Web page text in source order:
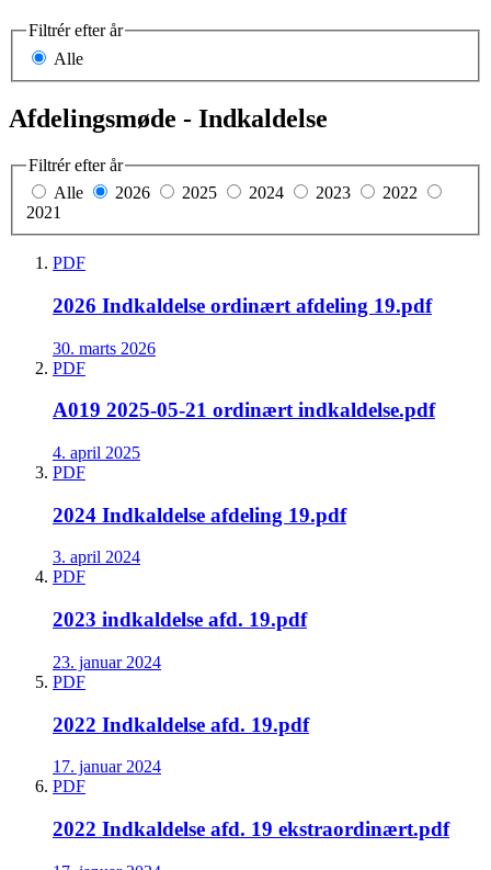
Filtrér efter år
Alle
Afdelingsmøde - Indkaldelse
Filtrér efter år
Alle
2026 2025 2024 2023
2022
2021
PDF
2026 Indkaldelse ordinært afdeling 19.pdf
30. marts 2026
PDF
A019 2025-05-21 ordinært indkaldelse.pdf
4. april 2025
PDF
2024 Indkaldelse afdeling 19.pdf
3. april 2024
PDF
2023 indkaldelse afd. 19.pdf
23. januar 2024
PDF
2022 Indkaldelse afd. 19.pdf
17. januar 2024
PDF
2022 Indkaldelse afd. 19 ekstraordinært.pdf